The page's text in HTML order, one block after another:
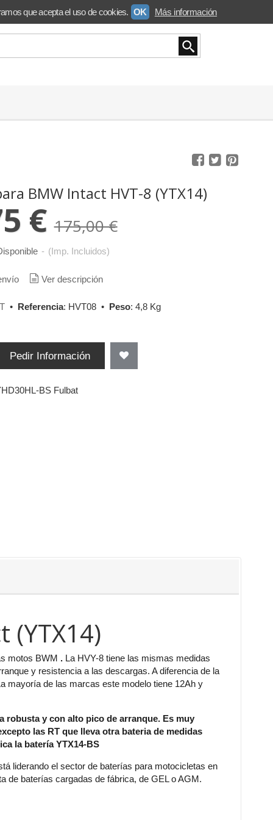
BMW Intact HVT-8 (YTX14)
€175,00 €
- (Imp. Incluidos)
Ver descripción
• Referencia: HVT08• Peso: 4,8 Kg
Pedir Información
BS Fulbat
(YTX14)
motos BWM . La HVY-8 tiene las mismas medidas
y resistencia a las descargas. A diferencia de la
mayoría de las marcas este modelo tiene 12Ah y
robusta y con alto pico de arranque. Es muy
las RT que lleva otra bateria de medidas
la batería YTX14-BS
liderando el sector de baterías para motocicletas en
de baterías cargadas de fábrica, de GEL o AGM.
que acepta el uso de cookies. OK Más información